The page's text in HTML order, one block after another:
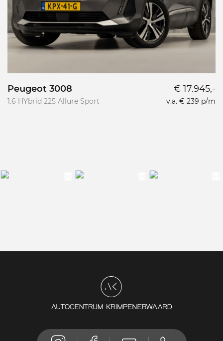
Peugeot 3008
1.6 HYbrid 225 Allure Sport
€ 17.945,-
v.a. € 239 p/m